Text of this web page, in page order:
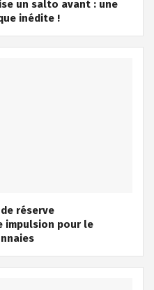
un salto avant : une
inédite !
réserve
impulsion pour le